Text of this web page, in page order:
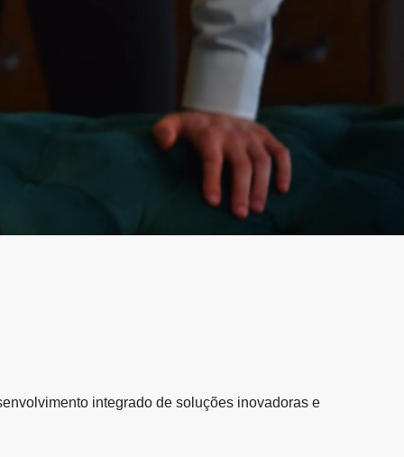
integrado de soluções inovadoras e